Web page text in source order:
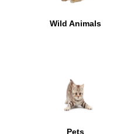
Wild Animals
Pets